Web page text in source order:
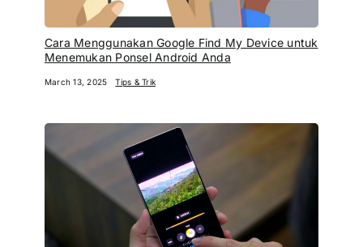
Cara Menggunakan Google Find My Device untuk
Menemukan Ponsel Android Anda
March 13, 2025 Tips & Trik